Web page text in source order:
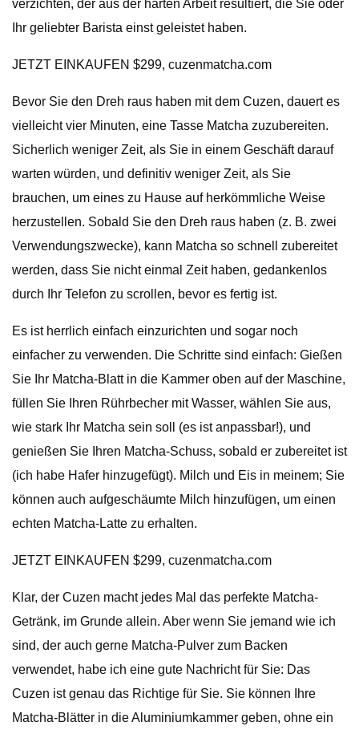
verzichten, der aus der harten Arbeit resultiert, die Sie oder
Ihr geliebter Barista einst geleistet haben.
JETZT EINKAUFEN $299, cuzenmatcha.com
Bevor Sie den Dreh raus haben mit dem Cuzen, dauert es
vielleicht vier Minuten, eine Tasse Matcha zuzubereiten.
Sicherlich weniger Zeit, als Sie in einem Geschäft darauf
warten würden, und definitiv weniger Zeit, als Sie
brauchen, um eines zu Hause auf herkömmliche Weise
herzustellen. Sobald Sie den Dreh raus haben (z. B. zwei
Verwendungszwecke), kann Matcha so schnell zubereitet
werden, dass Sie nicht einmal Zeit haben, gedankenlos
durch Ihr Telefon zu scrollen, bevor es fertig ist.
Es ist herrlich einfach einzurichten und sogar noch
einfacher zu verwenden. Die Schritte sind einfach: Gießen
Sie Ihr Matcha-Blatt in die Kammer oben auf der Maschine,
füllen Sie Ihren Rührbecher mit Wasser, wählen Sie aus,
wie stark Ihr Matcha sein soll (es ist anpassbar!), und
genießen Sie Ihren Matcha-Schuss, sobald er zubereitet ist
(ich habe Hafer hinzugefügt). Milch und Eis in meinem; Sie
können auch aufgeschäumte Milch hinzufügen, um einen
echten Matcha-Latte zu erhalten.
JETZT EINKAUFEN $299, cuzenmatcha.com
Klar, der Cuzen macht jedes Mal das perfekte Matcha-
Getränk, im Grunde allein. Aber wenn Sie jemand wie ich
sind, der auch gerne Matcha-Pulver zum Backen
verwendet, habe ich eine gute Nachricht für Sie: Das
Cuzen ist genau das Richtige für Sie. Sie können Ihre
Matcha-Blätter in die Aluminiumkammer geben, ohne ein